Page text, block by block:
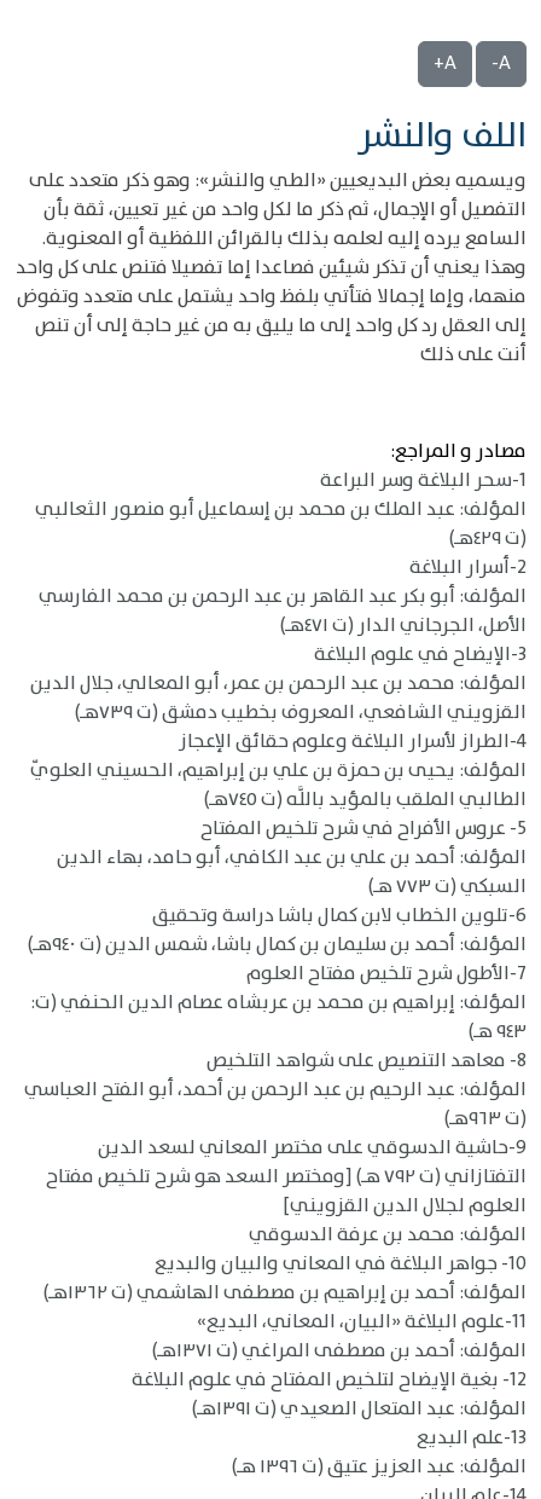
A-
A+
‌‌اللف والنشر
ويسميه بعض البديعيين «الطي والنشر»: وهو ذكر متعدد على
التفصيل أو الإجمال، ثم ذكر ما لكل واحد من غير تعيين، ثقة بأن
السامع يرده إليه لعلمه بذلك بالقرائن اللفظية أو المعنوية.
وهذا يعني أن تذكر شيئين فصاعدا إما تفصيلا فتنص على كل واحد
منهما، وإما إجمالا فتأتي بلفظ واحد يشتمل على متعدد وتفوض
إلى العقل رد كل واحد إلى ما يليق به من غير حاجة إلى أن تنص
أنت على ذلك
مصادر و المراجع:
1-سحر البلاغة وسر البراعة
المؤلف: عبد الملك بن محمد بن إسماعيل أبو منصور الثعالبي
(ت ٤٢٩هـ)
2-أسرار البلاغة
المؤلف: أبو بكر عبد القاهر بن عبد الرحمن بن محمد الفارسي
الأصل، الجرجاني الدار (ت ٤٧١هـ)
3-الإيضاح في علوم البلاغة
المؤلف: محمد بن عبد الرحمن بن عمر، أبو المعالي، جلال الدين
القزويني الشافعي، المعروف بخطيب دمشق (ت ٧٣٩هـ)
4-الطراز لأسرار البلاغة وعلوم حقائق الإعجاز
المؤلف: يحيى بن حمزة بن علي بن إبراهيم، الحسيني العلويّ
الطالبي الملقب بالمؤيد باللَّه (ت ٧٤٥هـ)
5- عروس الأفراح في شرح تلخيص المفتاح
المؤلف: أحمد بن علي بن عبد الكافي، أبو حامد، بهاء الدين
السبكي (ت ٧٧٣ هـ)
6-تلوين الخطاب لابن كمال باشا دراسة وتحقيق
المؤلف: أحمد بن سليمان بن كمال باشا، شمس الدين (ت ٩٤٠هـ)
7-الأطول شرح تلخيص مفتاح العلوم
المؤلف: إبراهيم بن محمد بن عربشاه عصام الدين الحنفي (ت:
٩٤٣ هـ)
8- معاهد التنصيص على شواهد التلخيص
المؤلف: عبد الرحيم بن عبد الرحمن بن أحمد، أبو الفتح العباسي
(ت ٩٦٣هـ)
9-حاشية الدسوقي على مختصر المعاني لسعد الدين
التفتازاني (ت ٧٩٢ هـ) [ومختصر السعد هو شرح تلخيص مفتاح
العلوم لجلال الدين القزويني]
المؤلف: محمد بن عرفة الدسوقي
10- جواهر البلاغة في المعاني والبيان والبديع
المؤلف: أحمد بن إبراهيم بن مصطفى الهاشمي (ت ١٣٦٢هـ)
11-علوم البلاغة «البيان، المعاني، البديع»
المؤلف: أحمد بن مصطفى المراغي (ت ١٣٧١هـ)
12- بغية الإيضاح لتلخيص المفتاح في علوم البلاغة
المؤلف: عبد المتعال الصعيدي (ت ١٣٩١هـ)
13-علم البديع
المؤلف: عبد العزيز عتيق (ت ١٣٩٦ هـ)